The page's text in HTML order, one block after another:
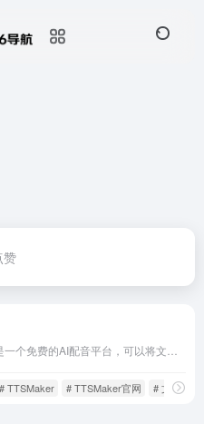
赞
# TTSMaker # TTSMaker官网 # 文本转语